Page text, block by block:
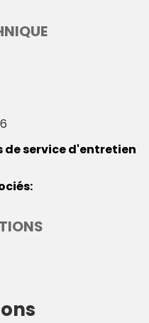
de service d'entretien